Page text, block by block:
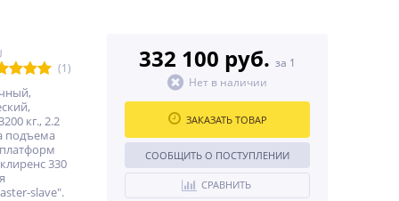
(1)
кг., 2.2
подъема
330
slave".
332 100 руб. за 1
Нет в наличии
ЗАКАЗАТЬ ТОВАР
СООБЩИТЬ О ПОСТУПЛЕНИИ
СРАВНИТЬ